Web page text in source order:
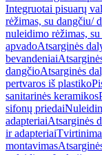
Integruotai pisuarų
rėžimas, su dangčiu/
nuleidimo rėžimas,
apvadoAtsarginės
bevandeniai
dangčioAtsarginės
pertvaros iš plastiko
sanitarinės keramikos
sifonų priedai
adapteriaiAtsarginės
ir adapteriai
montavimas